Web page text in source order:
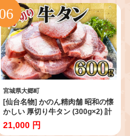
宮城県大郷町
[仙台名物] かのん精肉舗 昭和の懐
かしい 厚切り牛タン (300g×2) 計
600g｜宮城 牛たん 牛肉 焼肉 タン
たん やわらかい 食べやすい
21,000 円